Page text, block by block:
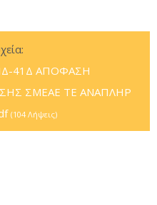
41Δ ΑΠΟΦΑΣΗ
ΣΜΕΑΕ ΤΕ ΑΝΑΠΛΗΡ
(104 Λήψεις)